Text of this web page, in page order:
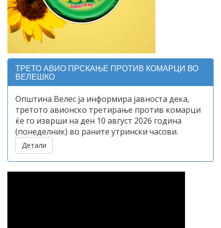
ТРЕТО АВИО ПРСКАЊЕ ПРОТИВ КОМАРЦИ ВО
ВЕЛЕШКО
Општина Велес ја информира јавноста дека,
третото авионско третирање против комарци
ќе го изврши на ден 10 август 2026 година
(понеделник) во раните утрински часови.
Детали